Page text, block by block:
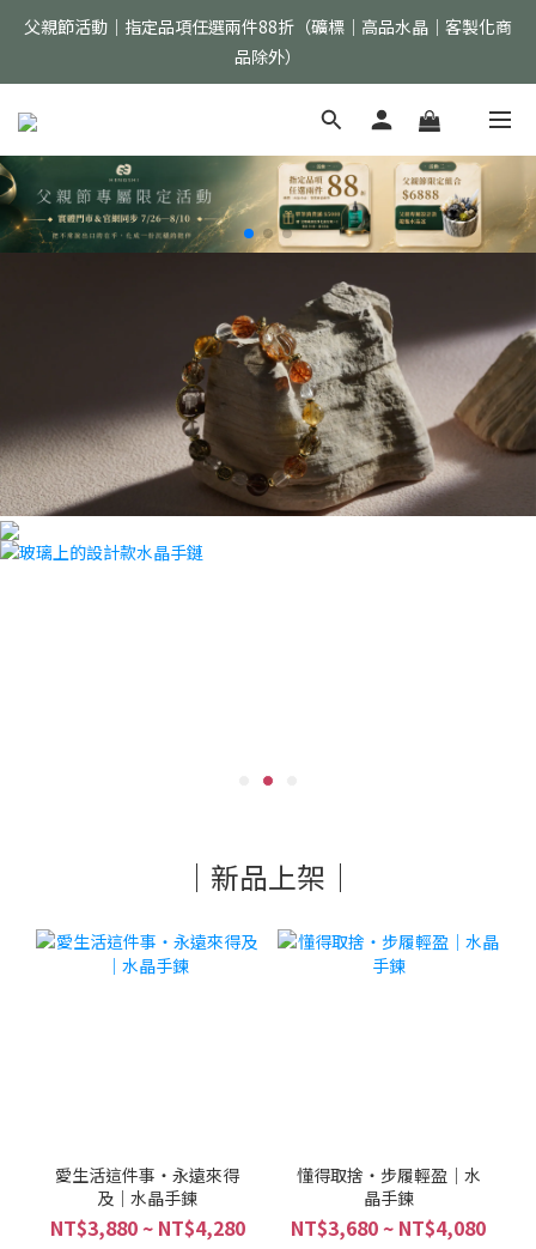
父親節活動｜指定品項任選兩件88折（礦標｜高品水晶｜客製化商
品除外）
首購加入會員現折$150 >>點我立即加入
全館消費滿$2000免運（僅限配送台灣地區）
父親節活動｜指定品項任選兩件88折（礦標｜高品水晶｜客製化商
品除外）
｜新品上架｜
愛生活這件事・永遠來得
及｜水晶手鍊
NT$3,880 ~ NT$4,280
懂得取捨・步履輕盈｜水
晶手鍊
NT$3,680 ~ NT$4,080